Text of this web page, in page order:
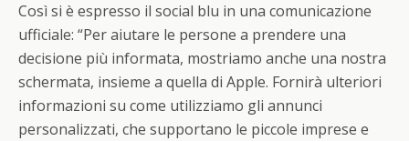
Così si è espresso il social blu in una comunicazione
ufficiale: “Per aiutare le persone a prendere una
decisione più informata, mostriamo anche una nostra
schermata, insieme a quella di Apple. Fornirà ulteriori
informazioni su come utilizziamo gli annunci
personalizzati, che supportano le piccole imprese e